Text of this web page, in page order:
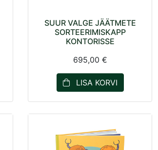
SUUR VALGE JÄÄTMETE
SORTEERIMISKAPP
KONTORISSE
695,00 €
LISA KORVI